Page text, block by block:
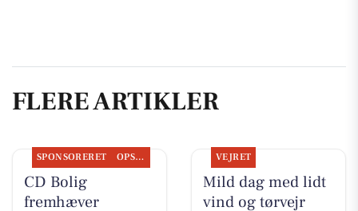
FLERE ARTIKLER
SPONSORERET OPSLAGSTAVLEN
CD Bolig
fremhæver
VEJRET
Mild dag med lidt
vind og tørvejr